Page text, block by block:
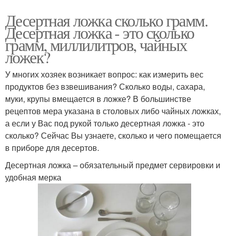
Десертная ложка сколько грамм.
Десертная ложка - это сколько
грамм, миллилитров, чайных
ложек?
У многих хозяек возникает вопрос: как измерить вес
продуктов без взвешивания? Сколько воды, сахара,
муки, крупы вмещается в ложке? В большинстве
рецептов мера указана в столовых либо чайных ложках,
а если у Вас под рукой только десертная ложка - это
сколько? Сейчас Вы узнаете, сколько и чего помещается
в приборе для десертов.
Десертная ложка – обязательный предмет сервировки и
удобная мерка